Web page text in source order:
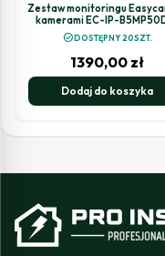
Zestaw monitoringu
kamerami EC-IP-
5MPx z aktywnym
check_circleDOSTĘPNY 20SZT.
1390,00 zł
Dodaj do koszyka